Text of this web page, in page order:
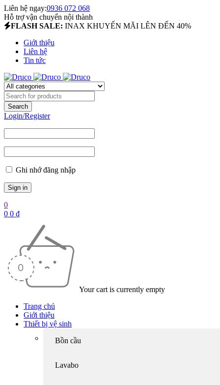
Liên hệ ngay:0936 072 068
Hỗ trợ vận chuyển nội thành
FLASH SALE: INAX KHUYẾN MÃI LÊN ĐẾN 40%
Giới thiệu
Liên hệ
Tin tức
Login/Register
Ghi nhớ đăng nhập
0
0 0 ₫
Your cart is currently empty
Trang chủ
Giới thiệu
Thiết bị vệ sinh
Bồn cầu
Lavabo